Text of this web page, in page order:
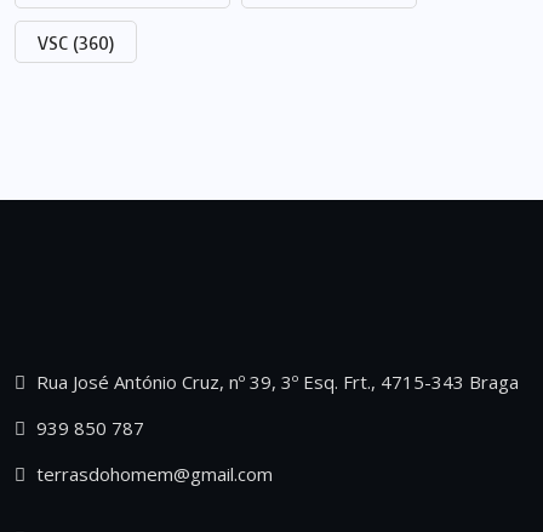
VSC (360)
Rua José António Cruz, nº 39, 3º Esq. Frt., 4715-343 Braga
939 850 787
terrasdohomem@gmail.com